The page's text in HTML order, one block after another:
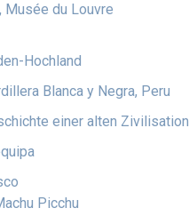
Musée du Louvre
Hochland
Blanca y Negra, Peru
einer alten Zivilisation
Picchu